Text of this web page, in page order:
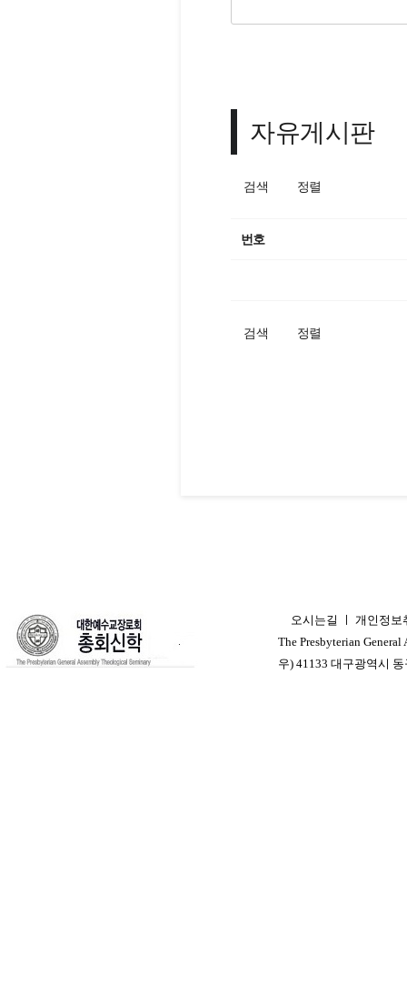
자유게시판
검색 정렬
번호
검색 정렬
오시는길
개인정보
The Presbyterian
우) 41133 대구광역시